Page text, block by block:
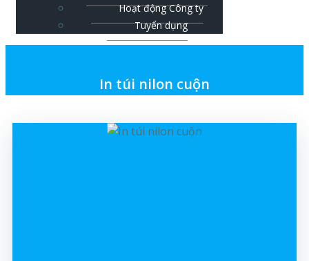
Hoạt động Công ty
Tuyển dụng
In túi nilon cuộn